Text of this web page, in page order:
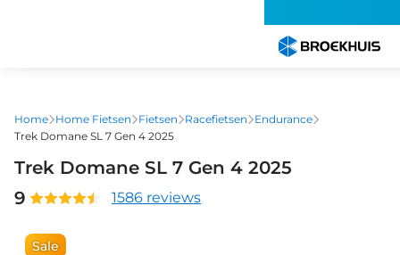
gaan
Home Home Fietsen Fietsen Racefietsen
Endurance
Trek Domane SL 7 Gen 4 2025
Trek Domane SL 7 Gen 4 2025
9
1586 reviews
Sale